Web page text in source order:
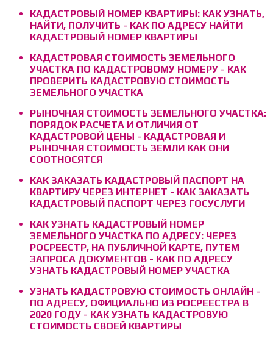
КАДАСТРОВЫЙ НОМЕР КВАРТИРЫ: КАК УЗНАТЬ,
НАЙТИ, ПОЛУЧИТЬ - КАК ПО АДРЕСУ НАЙТИ
КАДАСТРОВЫЙ НОМЕР КВАРТИРЫ
КАДАСТРОВАЯ СТОИМОСТЬ ЗЕМЕЛЬНОГО
УЧАСТКА ПО КАДАСТРОВОМУ НОМЕРУ - КАК
ПРОВЕРИТЬ КАДАСТРОВУЮ СТОИМОСТЬ
ЗЕМЕЛЬНОГО УЧАСТКА
РЫНОЧНАЯ СТОИМОСТЬ ЗЕМЕЛЬНОГО УЧАСТКА:
ПОРЯДОК РАСЧЕТА И ОТЛИЧИЯ ОТ
КАДАСТРОВОЙ ЦЕНЫ - КАДАСТРОВАЯ И
РЫНОЧНАЯ СТОИМОСТЬ ЗЕМЛИ КАК ОНИ
СООТНОСЯТСЯ
КАК ЗАКАЗАТЬ КАДАСТРОВЫЙ ПАСПОРТ НА
КВАРТИРУ ЧЕРЕЗ ИНТЕРНЕТ - КАК ЗАКАЗАТЬ
КАДАСТРОВЫЙ ПАСПОРТ ЧЕРЕЗ ГОСУСЛУГИ
КАК УЗНАТЬ КАДАСТРОВЫЙ НОМЕР
ЗЕМЕЛЬНОГО УЧАСТКА ПО АДРЕСУ: ЧЕРЕЗ
РОСРЕЕСТР, НА ПУБЛИЧНОЙ КАРТЕ, ПУТЕМ
ЗАПРОСА ДОКУМЕНТОВ - КАК ПО АДРЕСУ
УЗНАТЬ КАДАСТРОВЫЙ НОМЕР УЧАСТКА
УЗНАТЬ КАДАСТРОВУЮ СТОИМОСТЬ ОНЛАЙН -
ПО АДРЕСУ, ОФИЦИАЛЬНО ИЗ РОСРЕЕСТРА В
2020 ГОДУ - КАК УЗНАТЬ КАДАСТРОВУЮ
СТОИМОСТЬ СВОЕЙ КВАРТИРЫ